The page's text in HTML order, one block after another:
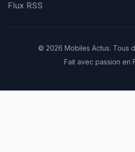
Flux RSS
© 2026 Mobiles Actus. Tous
Fait avec passion en